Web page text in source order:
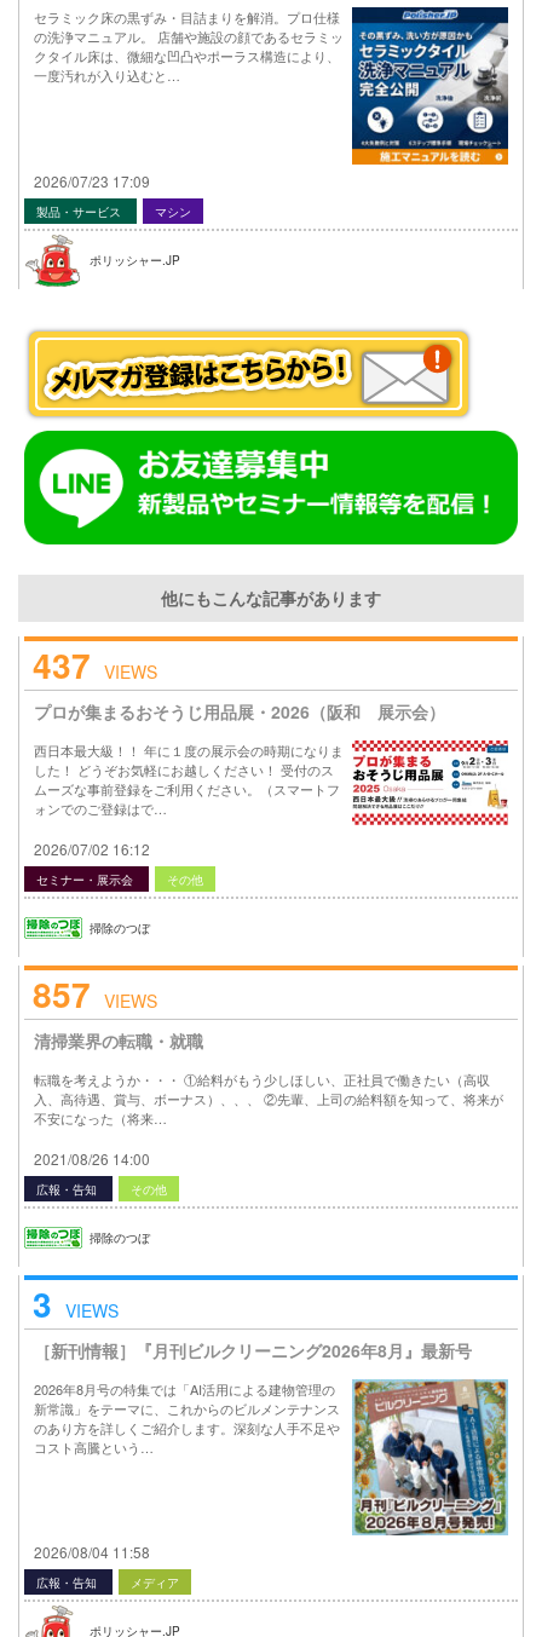
セラミック床の黒ずみ・目詰まりを解消。プロ仕様
の洗浄マニュアル。 店舗や施設の顔であるセラミッ
クタイル床は、微細な凹凸やポーラス構造により、
一度汚れが入り込むと…
2026/07/23 17:09
製品・サービス マシン
ポリッシャー.JP
他にもこんな記事があります
437 VIEWS
プロが集まるおそうじ用品展・2026（阪和 展示会）
西日本最大級！！ 年に１度の展示会の時期になりま
した！ どうぞお気軽にお越しください！ 受付のス
ムーズな事前登録をご利用ください。（スマートフ
ォンでのご登録はで…
2026/07/02 16:12
セミナー・展示会 その他
掃除のつぼ
857 VIEWS
清掃業界の転職・就職
転職を考えようか・・・ ①給料がもう少しほしい、正社員で働きたい（高収
入、高待遇、賞与、ボーナス）、、、 ②先輩、上司の給料額を知って、将来が
不安になった（将来…
2021/08/26 14:00
広報・告知 その他
掃除のつぼ
3 VIEWS
［新刊情報］『月刊ビルクリーニング2026年8月』最新号
2026年8月号の特集では「AI活用による建物管理の
新常識」をテーマに、これからのビルメンテナンス
のあり方を詳しくご紹介します。深刻な人手不足や
コスト高騰という…
2026/08/04 11:58
広報・告知 メディア
ポリッシャー.JP